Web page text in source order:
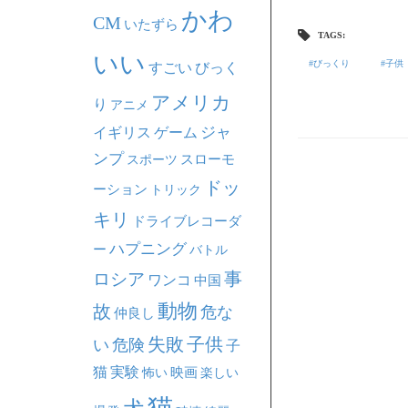
TAGS:
びっくり 子供
CM いたずら かわ
いい すごい びっく
り アニメ アメリカ
イギリス ゲーム ジャ
ンプ スポーツ スローモ
ーション トリック
ドッ
キリ
ドライブレコーダ
ー ハプニング バトル
ロシア ワンコ 中国 事
故 仲良し 動物 危な
い 危険 失敗子供子
猫実験 怖い映画楽しい